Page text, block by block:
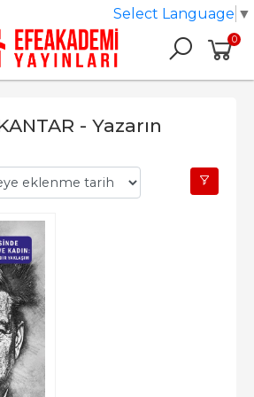
0
- Yazarın
Select Language ▼